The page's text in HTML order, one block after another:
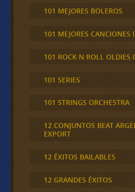
101 MEJORES BOLEROS
101 MEJORES CANCIONES
101 ROCK N ROLL OLDIES
101 SERIES
101 STRINGS ORCHESTRA
12 CONJUNTOS BEAT
EXPORT
12 ÉXITOS BAILABLES
12 GRANDES ÉXITOS